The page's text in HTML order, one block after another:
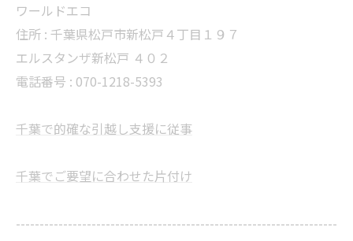
ワールドエコ
住所 : 千葉県松戸市新松戸４丁目１９７
エルスタンザ新松戸 ４０２
電話番号 : 070-1218-5393
千葉で的確な引越し支援に従事
千葉でご要望に合わせた片付け
--------------------------------------------------------------------